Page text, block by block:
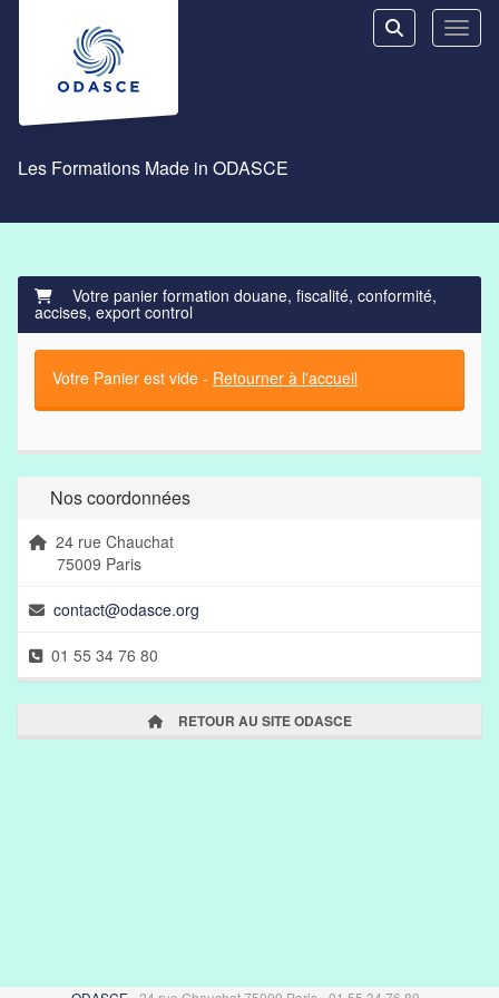
Aller au menu principal
Aller au contenu principal
Personnaliser l'interface
Rechercher
Les Formations Made in ODASCE
Votre panier formation douane, fiscalité, conformité,
accises, export control
Votre Panier est vide - Retourner à l'accueil
Nos coordonnées
24 rue Chauchat
75009 Paris
contact@odasce.org
01 55 34 76 80
RETOUR AU SITE ODASCE